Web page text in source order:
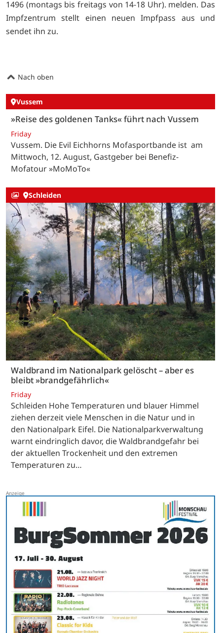
1496 (montags bis freitags von 14-18 Uhr). melden. Das
Impfzentrum stellt einen neuen Impfpass aus und
sendet ihn zu.
Nach oben
Vussem
»Reise des goldenen Tanks« führt nach Vussem
Friday
Vussem. Die Evil Eichhorns Mofasportbande ist am
Mittwoch, 12. August, Gastgeber bei Benefiz-
Mofatour »MoMoTo«
Schleiden
Waldbrand im Nationalpark gelöscht – aber es
bleibt »brandgefährlich«
Friday
Schleiden Hohe Temperaturen und blauer Himmel
ziehen derzeit viele Menschen in die Natur und in
den Nationalpark Eifel. Die Nationalparkverwaltung
warnt eindringlich davor, die Waldbrandgefahr bei
der aktuellen Trockenheit und den extremen
Temperaturen zu…